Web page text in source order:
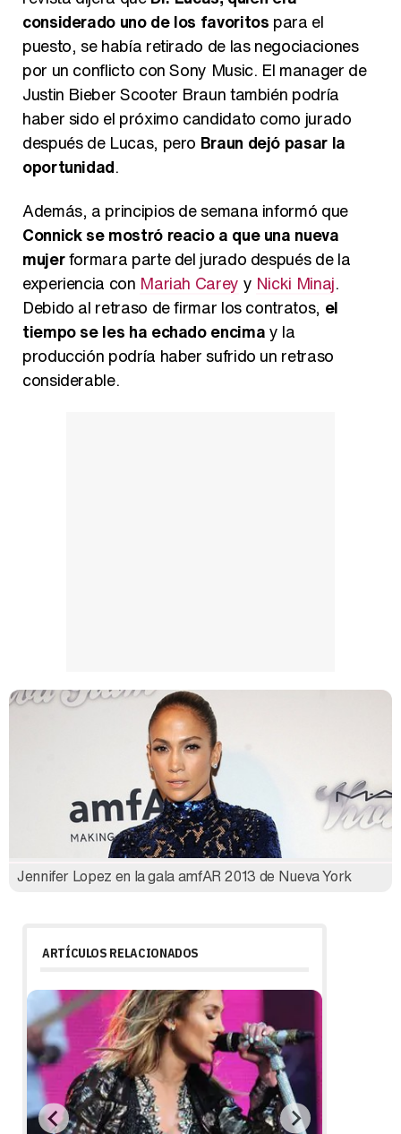
considerado uno de los favoritos para el
puesto, se había retirado de las negociaciones
por un conflicto con Sony Music. El manager de
Justin Bieber Scooter Braun también podría
haber sido el próximo candidato como jurado
después de Lucas, pero Braun dejó pasar la
oportunidad.
Además, a principios de semana informó que
Connick se mostró reacio a que una nueva
mujerformara parte del jurado después de la
experiencia con Mariah Carey y Nicki Minaj.
Debido al retraso de firmar los contratos, el
tiempo se les ha echado encimay la
producción podría haber sufrido un retraso
considerable.
Jennifer Lopez en la gala amfAR 2013 de Nueva York
ARTÍCULOS RELACIONADOS